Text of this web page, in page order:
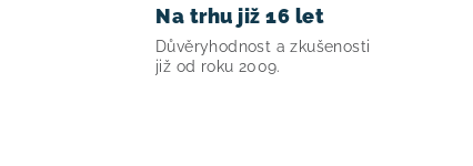
Na trhu již 16 let
Důvěryhodnost a zkušenosti
již od roku 2009.